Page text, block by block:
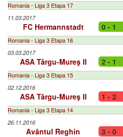
Romania - Liga 3 Etapa 17
11.03.2017
FC Hermannstadt 0 - 1
Romania - Liga 3 Etapa 16
03.03.2017
ASA Târgu-Mureş II 2 - 1
Romania - Liga 3 Etapa 15
02.12.2016
ASA Târgu-Mureş II 1 - 2
Romania - Liga 3 Etapa 14
26.11.2016
Avântul Reghin 3 - 0